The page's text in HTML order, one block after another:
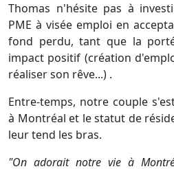
Thomas n'hésite pas à
PME à visée emploi en
fond perdu, tant que la
impact positif (création
réaliser son rêve...) .
Entre-temps, notre couple
à Montréal et le statut de
leur tend les bras.
"On adorait notre vie à